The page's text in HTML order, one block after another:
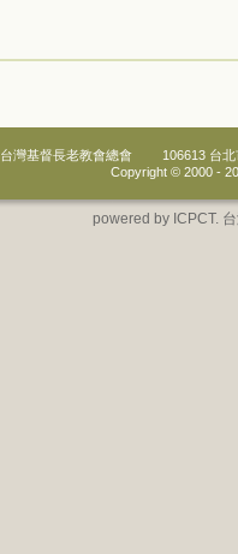
台灣基督長老教會總會
106613 台
Copyright © 2000 -
powered by ICPCT.